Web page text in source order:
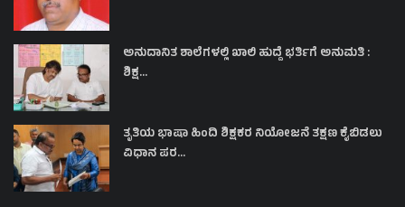
ಅನುದಾನಿತ ಶಾಲೆಗಳಲ್ಲಿ ಖಾಲಿ ಹುದ್ದೆ ಭರ್ತಿಗೆ ಅನುಮತಿ :
ಶಿಕ್ಷ...
ತೃತಿಯ ಭಾಷಾ ಹಿಂದಿ ಶಿಕ್ಷಕರ ನಿಯೋಜನೆ ತಕ್ಷಣ ಕೈಬಿಡಲು
ವಿಧಾನ ಪರ...